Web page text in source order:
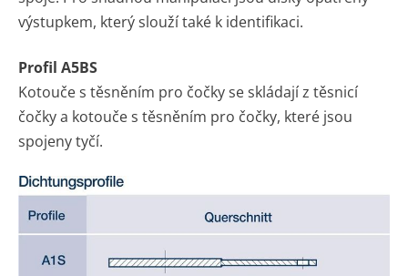
výstupkem, který slouží také k identifikaci.
Profil A5BS
Kotouče s těsněním pro čočky se skládají z těsnicí
čočky a kotouče s těsněním pro čočky, které jsou
spojeny tyčí.